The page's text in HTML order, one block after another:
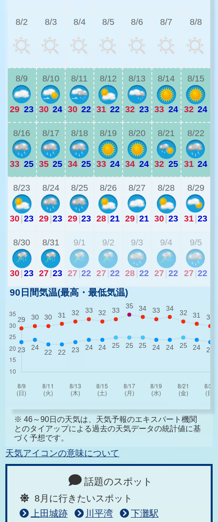
8/2 8/3 8/4 8/5 8/6 8/7 8/8
8/9
29|23
8/10
30|24
8/11
30|22
8/12
31|22
8/13
32|23
8/14
33|24
8/15
32|24
8/16
33|25
8/17
35|25
8/18
34|25
8/19
33|24
8/20
34|24
8/21
32|25
8/22
31|24
8/23
30|23
8/24
29|23
8/25
29|23
8/26
28|21
8/27
29|21
8/28
30|23
8/29
31|23
8/30
30|23
8/31
27|23
9/1
27 22
9/2
27 22
9/3
28 22
9/4
27 22
9/5
27 22
90日間気温(最高・最低気温)
※ 46～90日の天気は、天気予報のエキスパート機関
とのタイアップによる過去の天気データの統計値に基
づく予想です。
天気アイコンの意味について
話題のスポット
8月に行きたいスポット
上田城跡
川平湾
下灘駅